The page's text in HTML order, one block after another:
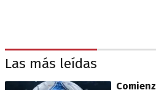
Las más leídas